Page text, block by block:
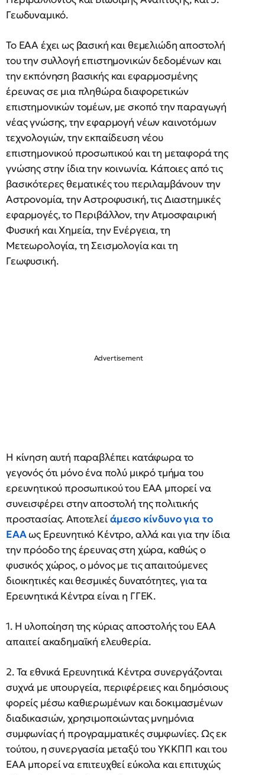
Γεωδυναμικό.
Το ΕΑΑ έχει ως βασική και θεμελιώδη αποστολή
του την συλλογή επιστημονικών δεδομένων και
την εκπόνηση βασικής και εφαρμοσμένης
έρευνας σε μια πληθώρα διαφορετικών
επιστημονικών τομέων, με σκοπό την παραγωγή
νέας γνώσης, την εφαρμογή νέων καινοτόμων
τεχνολογιών, την εκπαίδευση νέου
επιστημονικού προσωπικού και τη μεταφορά της
γνώσης στην ίδια την κοινωνία. Κάποιες από τις
βασικότερες θεματικές του περιλαμβάνουν την
Αστρονομία, την Αστροφυσική, τις Διαστημικές
εφαρμογές, το Περιβάλλον, την Ατμοσφαιρική
Φυσική και Χημεία, την Ενέργεια, τη
Μετεωρολογία, τη Σεισμολογία και τη
Γεωφυσική.
Η κίνηση αυτή παραβλέπει κατάφωρα το
γεγονός ότι μόνο ένα πολύ μικρό τμήμα του
ερευνητικού προσωπικού του ΕΑΑ μπορεί να
συνεισφέρει στην αποστολή της πολιτικής
προστασίας. Αποτελείάμεσο κίνδυνο για το
ΕΑΑως Ερευνητικό Κέντρο, αλλά και για την ίδια
την πρόοδο της έρευνας στη χώρα, καθώς ο
φυσικός χώρος, ο μόνος με τις απαιτούμενες
διοικητικές και θεσμικές δυνατότητες, για τα
Ερευνητικά Κέντρα είναι η ΓΓΕΚ.
1. Η υλοποίηση της κύριας αποστολής του ΕΑΑ
απαιτεί ακαδημαϊκή ελευθερία.
2. Τα εθνικά Ερευνητικά Κέντρα συνεργάζονται
συχνά με υπουργεία, περιφέρειες και δημόσιους
φορείς μέσω καθιερωμένων και δοκιμασμένων
διαδικασιών, χρησιμοποιώντας μνημόνια
συμφωνίας ή προγραμματικές συμφωνίες. Ως εκ
τούτου, η συνεργασία μεταξύ του ΥΚΚΠΠ και του
ΕΑΑ μπορεί να επιτευχθεί εύκολα και επιτυχώς